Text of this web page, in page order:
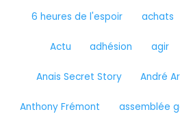
6 heures de l'espoir achats
Actu adhésion agir
Anais Secret Story André
Anthony Frémont assemblée